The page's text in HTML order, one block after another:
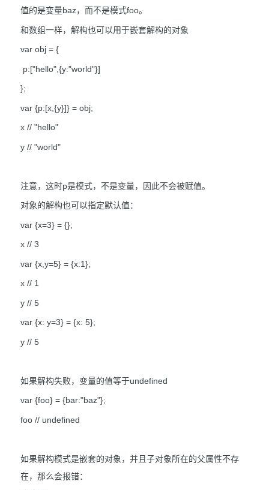
值的是变量baz，而不是模式foo。
和数组一样，解构也可以用于嵌套解构的对象
var obj = {
p:["hello",{y:"world"}]
};
var {p:[x,{y}]} = obj;
x // "hello"
y // "world"
注意，这时p是模式，不是变量，因此不会被赋值。
对象的解构也可以指定默认值：
var {x=3} = {};
x // 3
var {x,y=5} = {x:1};
x // 1
y // 5
var {x: y=3} = {x: 5};
y // 5
如果解构失败，变量的值等于undefined
var {foo} = {bar:"baz"};
foo // undefined
如果解构模式是嵌套的对象，并且子对象所在的父属性不存
在，那么会报错：